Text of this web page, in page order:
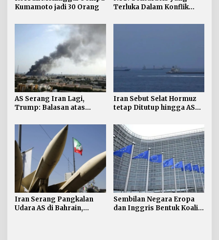
Kumamoto jadi 30 Orang
Terluka Dalam Konflik
AS Serang Iran Lagi,
Trump: Balasan atas
Iran Sebut Selat Hormuz
tetap Ditutup hingga AS
Iran Serang Pangkalan
Udara AS di Bahrain,
Sembilan Negara Eropa
dan Inggris Bentuk Koalisi